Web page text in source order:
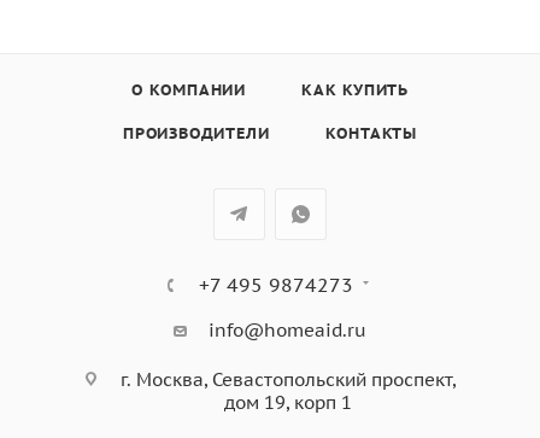
О КОМПАНИИ КАК КУПИТЬ
ПРОИЗВОДИТЕЛИ КОНТАКТЫ
+7 495 9874273
info@homeaid.ru
г. Москва, Севастопольский проспект,
дом 19, корп 1